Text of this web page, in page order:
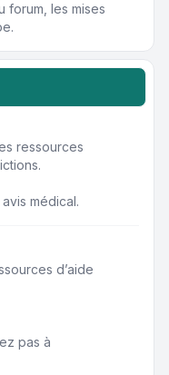
forum, les mises
ressources
médical.
d’aide
pas à